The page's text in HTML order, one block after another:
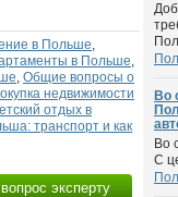
в Польше,
в Польше,
, Общие вопросы о
недвижимости
отдых в
транспорт и как
эксперту
Во
Во
С